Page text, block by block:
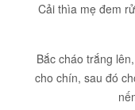
Cải thìa mẹ đem
Bắc cháo trắng
cho chín, sau đó